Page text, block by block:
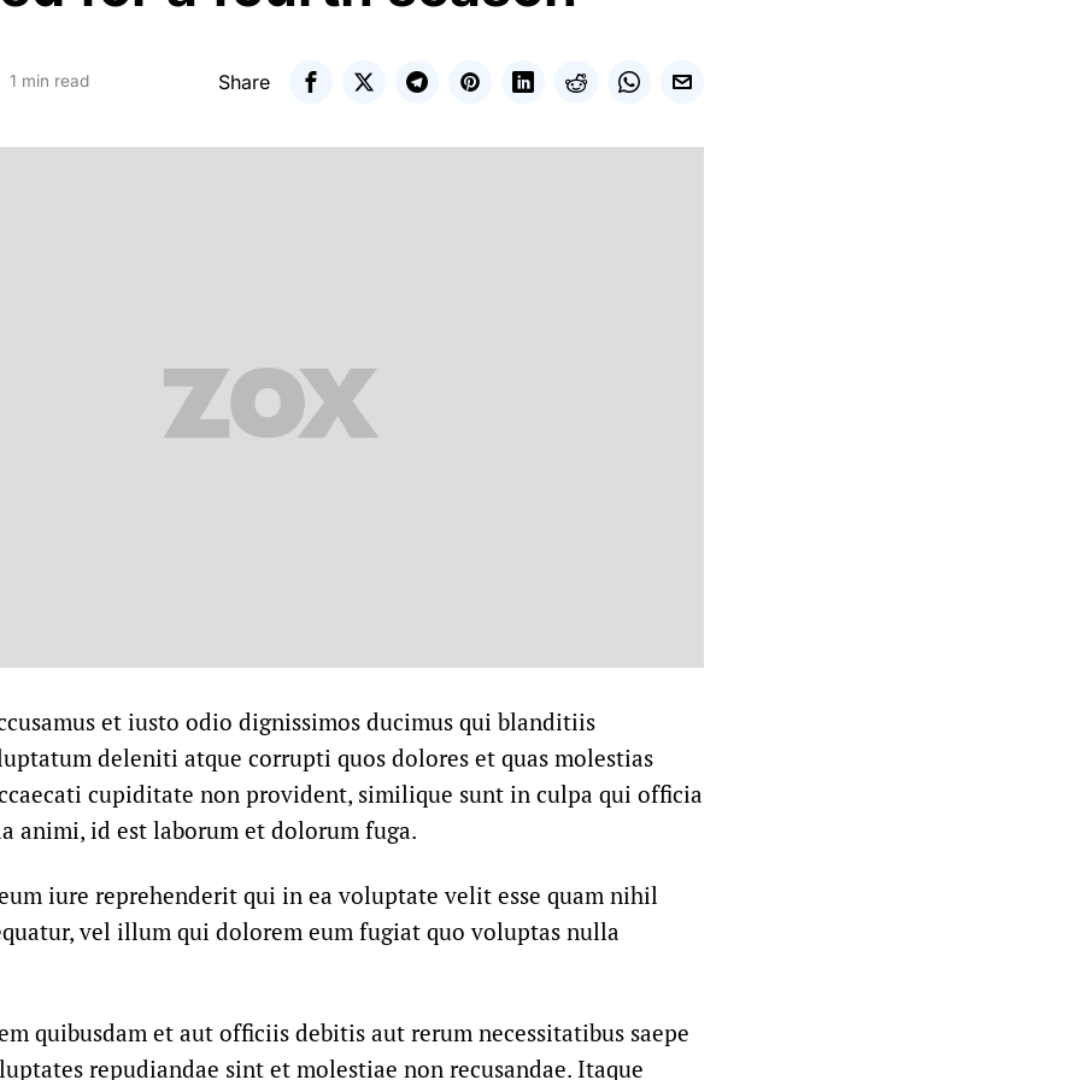
1 min read Share
et iusto odio dignissimos ducimus qui blanditiis
deleniti atque corrupti quos dolores et quas molestias
cupiditate non provident, similique sunt in culpa qui officia
animi, id est laborum et dolorum fuga.
iure reprehenderit qui in ea voluptate velit esse quam nihil
vel illum qui dolorem eum fugiat quo voluptas nulla
quibusdam et aut officiis debitis aut rerum necessitatibus saepe
repudiandae sint et molestiae non recusandae. Itaque